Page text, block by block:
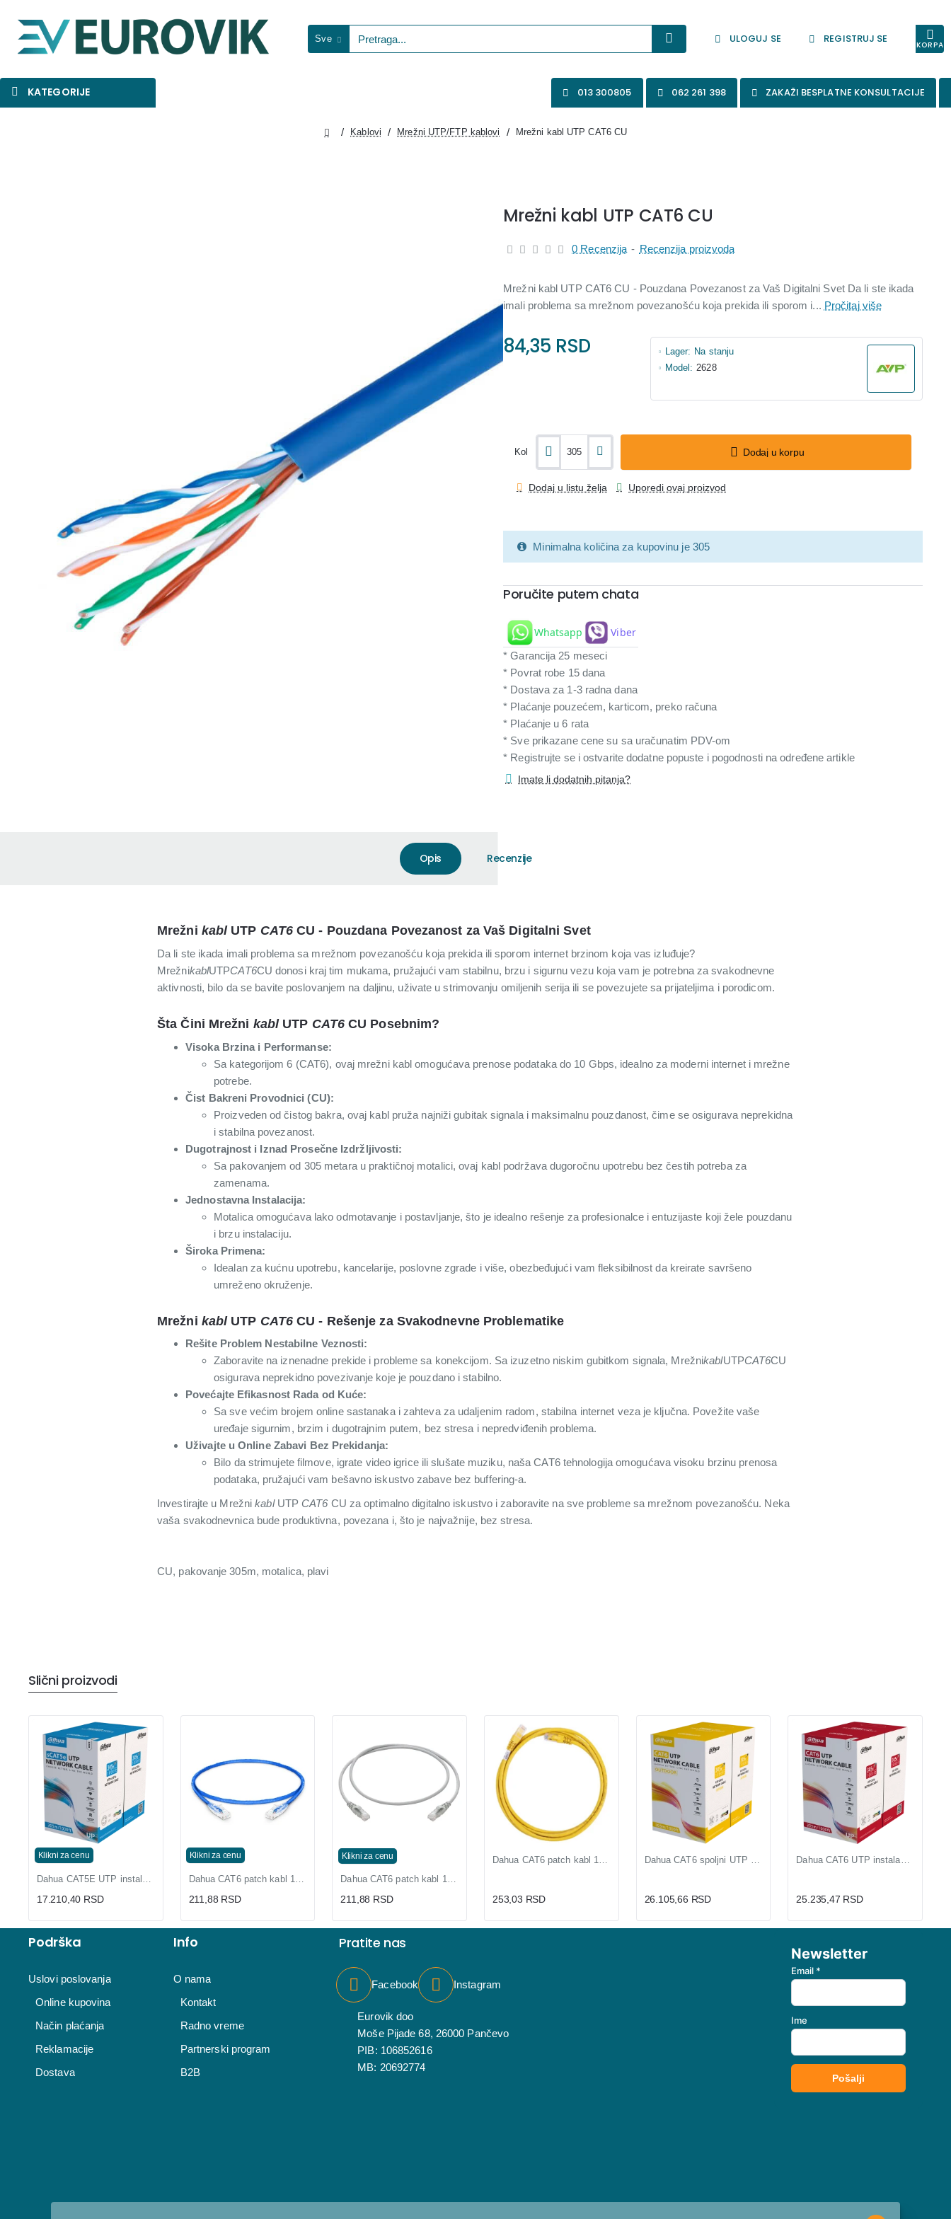
Sve
Pretraga... ULOGUJ SE REGISTRUJ SE KORPA
KATEGORIJE SVE ZA VIDEO NADZOR
013 300805 062 261 398 ZAKAŽI BESPLATNE KONSULTACIJE
Kablovi Mrežni UTP/FTP kablovi Mrežni kabl UTP CAT6 CU
Mrežni kabl UTP CAT6 CU
Mrežni kabl UTP CAT6 CU - Pouzdana Povezanost za Vaš Digitalni Svet Da li ste ikada
imali problema sa mrežnom povezanošću koja prekida ili sporom i... Pročitaj više
0 Recenzija - Recenzija proizvoda
84,35 RSD Lager: Na stanju
Model: 2628
Kol Dodaj u korpu
Dodaj u listu želja Uporedi ovaj proizvod
Minimalna količina za kupovinu je 305
Poručite putem chata
Whatsapp Viber
* Garancija 25 meseci
* Povrat robe 15 dana
* Dostava za 1-3 radna dana
* Plaćanje pouzećem, karticom, preko računa
* Plaćanje u 6 rata
* Sve prikazane cene su sa uračunatim PDV-om
* Registrujte se i ostvarite dodatne popuste i pogodnosti na određene artikle
Imate li dodatnih pitanja?
Opis Recenzije
Mrežni kabl UTP CAT6CU - Pouzdana Povezanost za Vaš Digitalni Svet
Da li ste ikada imali problema sa mrežnom povezanošću koja prekida ili sporom internet brzinom koja vas izluđuje?
MrežnikablUTPCAT6CU donosi kraj tim mukama, pružajući vam stabilnu, brzu i sigurnu vezu koja vam je potrebna za svakodnevne
aktivnosti, bilo da se bavite poslovanjem na daljinu, uživate u strimovanju omiljenih serija ili se povezujete sa prijateljima i porodicom.
Šta Čini Mrežni kabl UTP CAT6CU Posebnim?
Visoka Brzina i Performanse:
Sa kategorijom 6 (CAT6), ovaj mrežni kabl omogućava prenose podataka do 10 Gbps, idealno za moderni internet i mrežne
potrebe.
Čist Bakreni Provodnici (CU):
Proizveden od čistog bakra, ovaj kabl pruža najniži gubitak signala i maksimalnu pouzdanost, čime se osigurava neprekidna
i stabilna povezanost.
Dugotrajnost i Iznad Prosečne Izdržljivosti:
Sa pakovanjem od 305 metara u praktičnoj motalici, ovaj kabl podržava dugoročnu upotrebu bez čestih potreba za
zamenama.
Jednostavna Instalacija:
Motalica omogućava lako odmotavanje i postavljanje, što je idealno rešenje za profesionalce i entuzijaste koji žele pouzdanu
i brzu instalaciju.
Široka Primena:
Idealan za kućnu upotrebu, kancelarije, poslovne zgrade i više, obezbeđujući vam fleksibilnost da kreirate savršeno
umreženo okruženje.
Mrežni kabl UTP CAT6CU - Rešenje za Svakodnevne Problematike
Rešite Problem Nestabilne Veznosti:
Zaboravite na iznenadne prekide i probleme sa konekcijom. Sa izuzetno niskim gubitkom signala, MrežnikablUTPCAT6CU
osigurava neprekidno povezivanje koje je pouzdano i stabilno.
Povećajte Efikasnost Rada od Kuće:
Sa sve većim brojem online sastanaka i zahteva za udaljenim radom, stabilna internet veza je ključna. Povežite vaše
uređaje sigurnim, brzim i dugotrajnim putem, bez stresa i nepredviđenih problema.
Uživajte u Online Zabavi Bez Prekidanja:
Bilo da strimujete filmove, igrate video igrice ili slušate muziku, naša CAT6 tehnologija omogućava visoku brzinu prenosa
podataka, pružajući vam bešavno iskustvo zabave bez buffering-a.
Investirajte u Mrežnikabl UTP CAT6 CU za optimalno digitalno iskustvo i zaboravite na sve probleme sa mrežnom povezanošću. Neka
vaša svakodnevnica bude produktivna, povezana i, što je najvažnije, bez stresa.
CU, pakovanje 305m, motalica, plavi
Slični proizvodi
Klikni za cenu
17.210,40 RSD
Klikni za cenu
211,88 RSD
Klikni za cenu
Dahua CAT6 patch kabl 1m sivi gotov mrežni kabl sa konektorima
211,88 RSD
Dahua CAT6 patch kabl 1m žuti gotov mrežni kabl sa konektorima
253,03 RSD
Dahua CAT6 spoljni UTP kabl kutija 305m za fasadu i dvorište
26.105,66 RSD
Dahua CAT6 UTP instalacioni kabl za gigabitnu mrežu i video nadzor
25.235,47 RSD
Podrška
Uslovi poslovanja
Online kupovina
Način plaćanja
Reklamacije
Dostava
Info
O nama
Kontakt
Radno vreme
Partnerski program
B2B
Pratite nas
Facebook Instagram
Eurovik doo
Moše Pijade 68, 26000 Pančevo
PIB: 106852616
MB: 20692774